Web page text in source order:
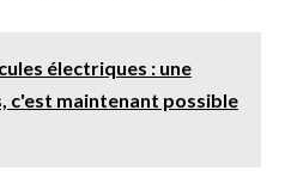
électriques : une
c'est maintenant possible